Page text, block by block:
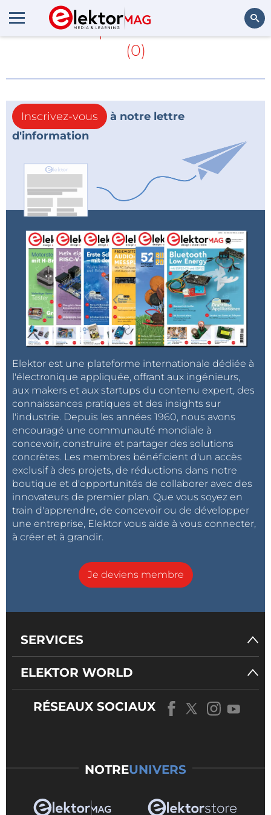
En savoir plus sur SINTRON
(0)
Inscrivez-vous
à notre lettre
d'information
Elektor est une plateforme internationale dédiée à
l'électronique appliquée, offrant aux ingénieurs,
aux makers et aux startups du contenu expert, des
connaissances pratiques et des insights sur
l'industrie. Depuis les années 1960, nous avons
encouragé une communauté mondiale à
concevoir, construire et partager des solutions
concrètes. Les membres bénéficient d'un accès
exclusif à des projets, de réductions dans notre
boutique et d'opportunités de collaborer avec des
innovateurs de premier plan. Que vous soyez en
train d'apprendre, de concevoir ou de développer
une entreprise, Elektor vous aide à vous connecter,
à créer et à grandir.
Je deviens membre
SERVICES
ELEKTOR WORLD
RÉSEAUX SOCIAUX
NOTREUNIVERS